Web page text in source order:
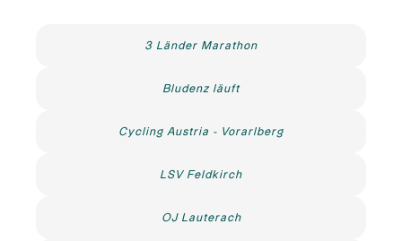
3 Länder Marathon
Bludenz läuft
Cycling Austria - Vorarlberg
LSV Feldkirch
OJ Lauterach